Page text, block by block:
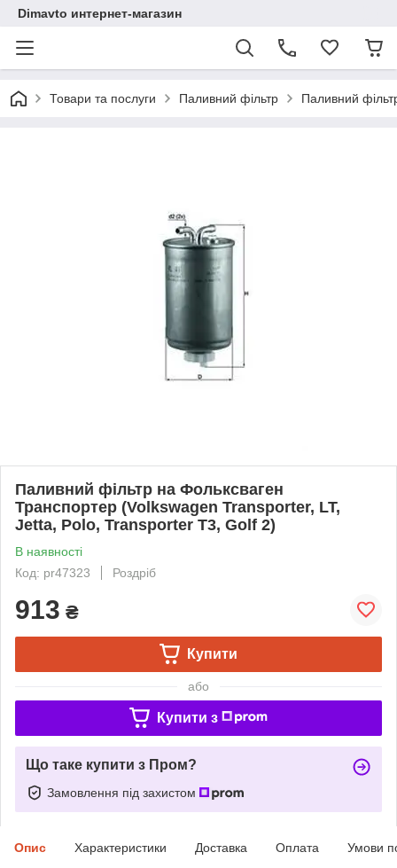
Dimavto интернет-магазин
Товари та послуги Паливний фільтр Паливний
Паливний фільтр на Фольксваген
Транспортер (Volkswagen Transporter, LT,
Jetta, Polo, Transporter T3, Golf 2)
В наявності
Код: pr47323
Роздріб
913 ₴
Купити
або
Купити з
Що таке купити з Пром?
Замовлення під захистом
Опис Характеристики Доставка Оплата Умови